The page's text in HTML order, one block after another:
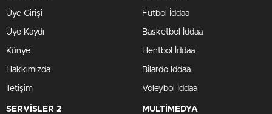
Üye Girişi
Üye Kaydı
Künye
Hakkımızda
İletişim
Futbol İddaa
Basketbol İddaa
Hentbol İddaa
Bilardo İddaa
Voleybol İddaa
SERVİSLER 2 MULTİMEDYA